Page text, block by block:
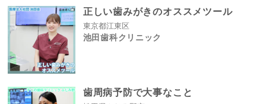
正しい歯みがきのオススメツール
東京都江東区
池田歯科クリニック
歯周病予防で大事なこと